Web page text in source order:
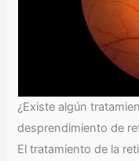
¿Existe algún
desprendimiento de
El tratamiento de la